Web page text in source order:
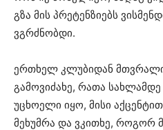
გზა მის პრეტენზიებს
ვგრძნობდი.
ერთხელ კლუბიდან მთვრალი
გამოვიძახე, რათა
უცხოელი იყო, მისი
მეხუმრა და ვკითხე, როგორ